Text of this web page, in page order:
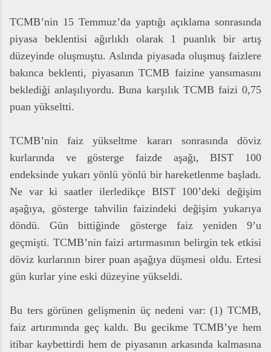
TCMB’nin 15 Temmuz’da yaptığı açıklama sonrasında
piyasa beklentisi ağırlıklı olarak 1 puanlık bir artış
düzeyinde oluşmuştu. Aslında piyasada oluşmuş faizlere
bakınca beklenti, piyasanın TCMB faizine yansımasını
beklediği anlaşılıyordu. Buna karşılık TCMB faizi 0,75
puan yükseltti.
TCMB’nin faiz yükseltme kararı sonrasında döviz
kurlarında ve gösterge faizde aşağı, BIST 100
endeksinde yukarı yönlü yönlü bir hareketlenme başladı.
Ne var ki saatler ilerledikçe BIST 100’deki değişim
aşağıya, gösterge tahvilin faizindeki değişim yukarıya
döndü. Gün bittiğinde gösterge faiz yeniden 9’u
geçmişti. TCMB’nin faizi artırmasının belirgin tek etkisi
döviz kurlarının birer puan aşağıya düşmesi oldu. Ertesi
gün kurlar yine eski düzeyine yükseldi.
Bu ters görünen gelişmenin üç nedeni var: (1) TCMB,
faiz artırımında geç kaldı. Bu gecikme TCMB’ye hem
itibar kaybettirdi hem de piyasanın arkasında kalmasına